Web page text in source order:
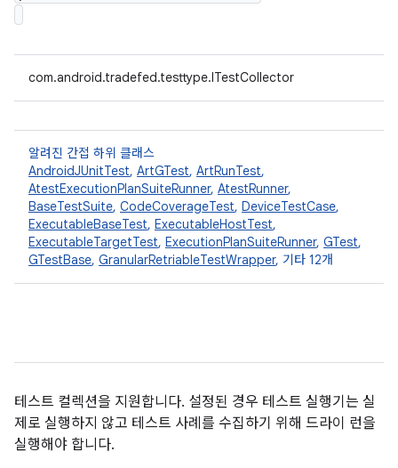
com.android.tradefed.testtype.ITestCollector
알려진 간접 하위 클래스
AndroidJUnitTest, ArtGTest, ArtRunTest,
AtestExecutionPlanSuiteRunner, AtestRunner,
BaseTestSuite, CodeCoverageTest, DeviceTestCase,
ExecutableBaseTest, ExecutableHostTest,
ExecutableTargetTest, ExecutionPlanSuiteRunner, GTest,
GTestBase, GranularRetriableTestWrapper, 기타 12개
테스트 컬렉션을 지원합니다. 설정된 경우 테스트 실행기는 실
제로 실행하지 않고 테스트 사례를 수집하기 위해 드라이 런을
실행해야 합니다.